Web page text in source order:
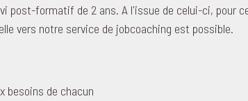
post-formatif de 2 ans. A l'issue de celui-ci, pour
vers notre service de jobcoaching est possible.
besoins de chacun